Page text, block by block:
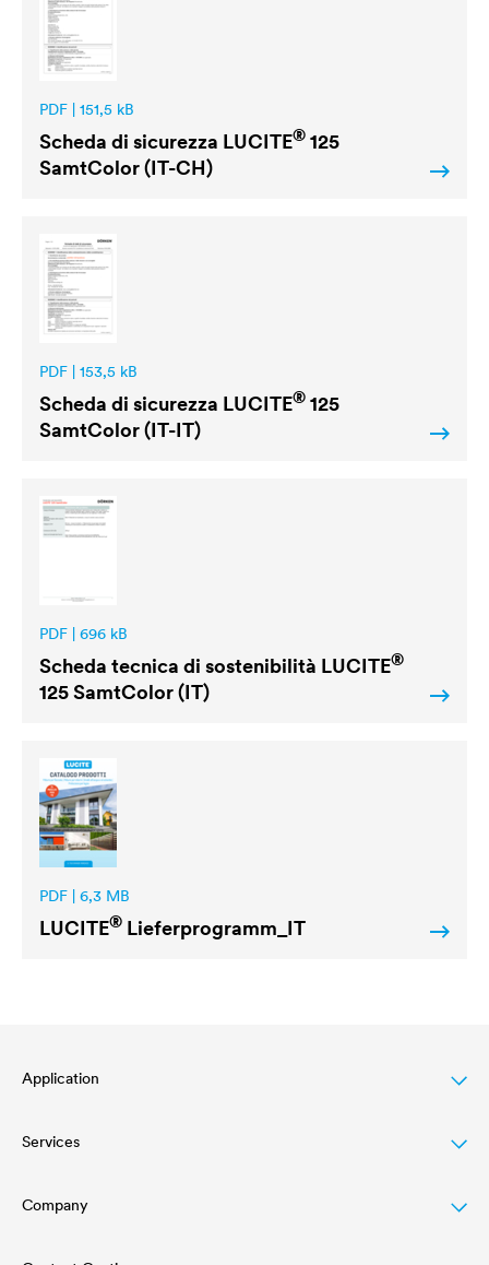
PDF | 151,5 kB
Scheda di sicurezza LUCITE® 125
SamtColor (IT-CH)
PDF | 153,5 kB
Scheda di sicurezza LUCITE® 125
SamtColor (IT-IT)
PDF | 696 kB
Scheda tecnica di sostenibilità LUCITE®
125 SamtColor (IT)
PDF | 6,3 MB
LUCITE® Lieferprogramm_IT
Application
Finitura per legno
Agriculture
Services
Download
Company